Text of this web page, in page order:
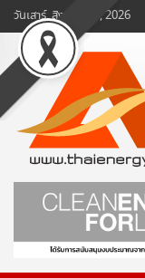
Skip
to
content
วันเสาร์, สิงหาคม 8, 2026
ข่าวพลังงานและคมนาคม